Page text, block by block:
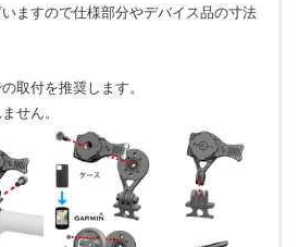
ますので仕様部分やデバイス品の寸法
取付を推奨します。
せん。